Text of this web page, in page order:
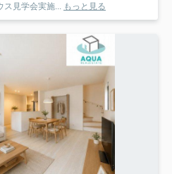
ス見学会実施... もっと見る